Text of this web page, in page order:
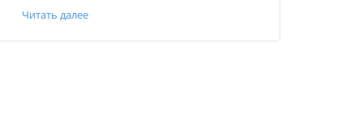
Читать далее